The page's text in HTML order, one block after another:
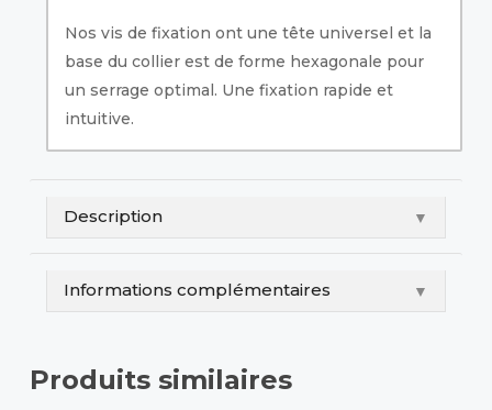
Nos vis de fixation ont une tête universel et la
base du collier est de forme hexagonale pour
un serrage optimal. Une fixation rapide et
intuitive.
Description ▼
Informations complémentaires ▼
Produits similaires